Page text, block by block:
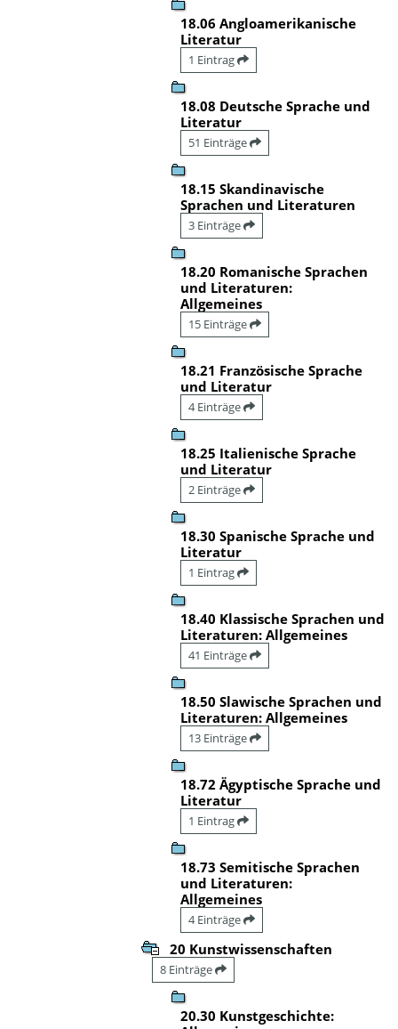
18.06 Angloamerikanische
Literatur
1 Eintrag
18.08 Deutsche Sprache und
Literatur
51 Einträge
18.15 Skandinavische
Sprachen und Literaturen
3 Einträge
18.20 Romanische Sprachen
und Literaturen:
Allgemeines
15 Einträge
18.21 Französische Sprache
und Literatur
4 Einträge
18.25 Italienische Sprache
und Literatur
2 Einträge
18.30 Spanische Sprache und
Literatur
1 Eintrag
18.40 Klassische Sprachen und
Literaturen: Allgemeines
41 Einträge
18.50 Slawische Sprachen und
Literaturen: Allgemeines
13 Einträge
18.72 Ägyptische Sprache und
Literatur
1 Eintrag
18.73 Semitische Sprachen
und Literaturen:
Allgemeines
4 Einträge
20 Kunstwissenschaften
8 Einträge
20.30 Kunstgeschichte: